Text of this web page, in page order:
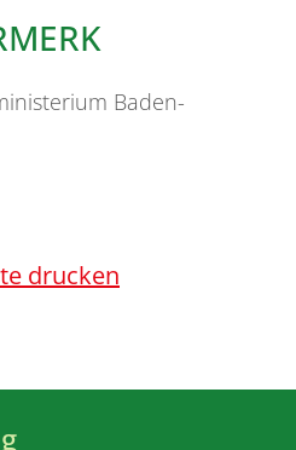
Baden-
drucken